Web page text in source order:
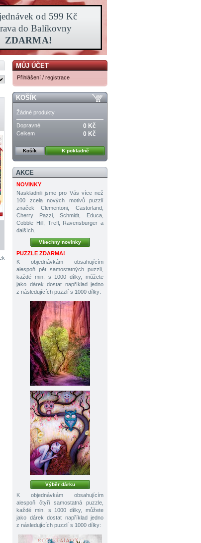
MŮJ ÚČET
Přihlášení / registrace
KOŠÍK
Žádné produkty
Dopravné 0 Kč
Celkem 0 Kč
Košík K pokladně
AKCE
NOVINKY
Naskladnili jsme pro Vás více než
100 zcela nových motivů puzzlí
značek Clementoni, Castorland,
Cherry Pazzi, Schmidt, Educa,
Cobble Hill, Trefl, Ravensburger a
dalších.
Všechny novinky
PUZZLE ZDARMA!
K objednávkám obsahujícím
alespoň pět samostatných puzzlí,
každé min. s 1000 dílky, můžete
jako dárek dostat například jedno
z následujících puzzlí s 1000 dílky:
Výběr dárku
K objednávkám obsahujícím
alespoň čtyři samostatná puzzle,
každé min. s 1000 dílky, můžete
jako dárek dostat například jedno
z následujících puzzlí s 1000 dílky: